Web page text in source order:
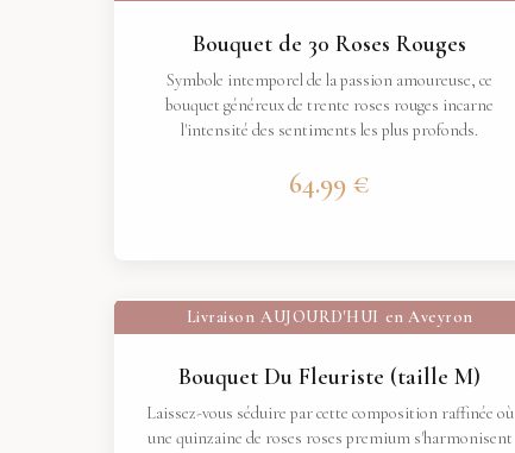
Bouquet de 30 Roses Rouges
Symbole intemporel de la passion amoureuse, ce
bouquet généreux de trente roses rouges incarne
l'intensité des sentiments les plus profonds.
64.99 €
Livraison AUJOURD'HUI en Aveyron
Bouquet Du Fleuriste (taille M)
Laissez-vous séduire par cette composition raffinée où
une quinzaine de roses roses premium s'harmonisent